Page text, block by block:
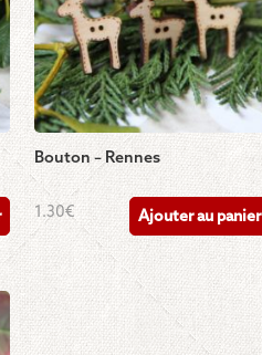
Bouton – Rennes
1.30€ Ajouter au panier